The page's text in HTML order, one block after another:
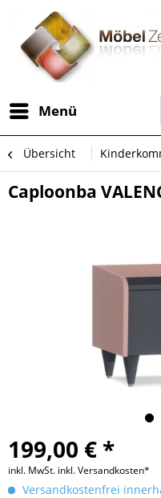
Menü
Übersicht
Caploonba
199,00 € *
inkl. MwSt. inkl. Versandkosten*
Versandkostenfrei